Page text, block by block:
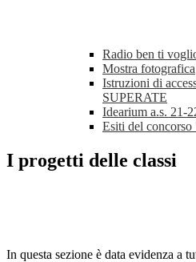
Radio ben ti
Mostra fotografica
Istruzioni di
SUPERATE
Idearium a.s. 21-
Esiti del
I progetti delle classi
In questa sezione è data evidenza a